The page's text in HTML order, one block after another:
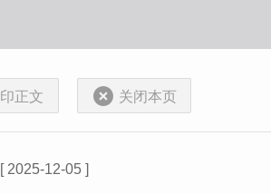
正文 关闭本页
[ 2025-12-05 ]